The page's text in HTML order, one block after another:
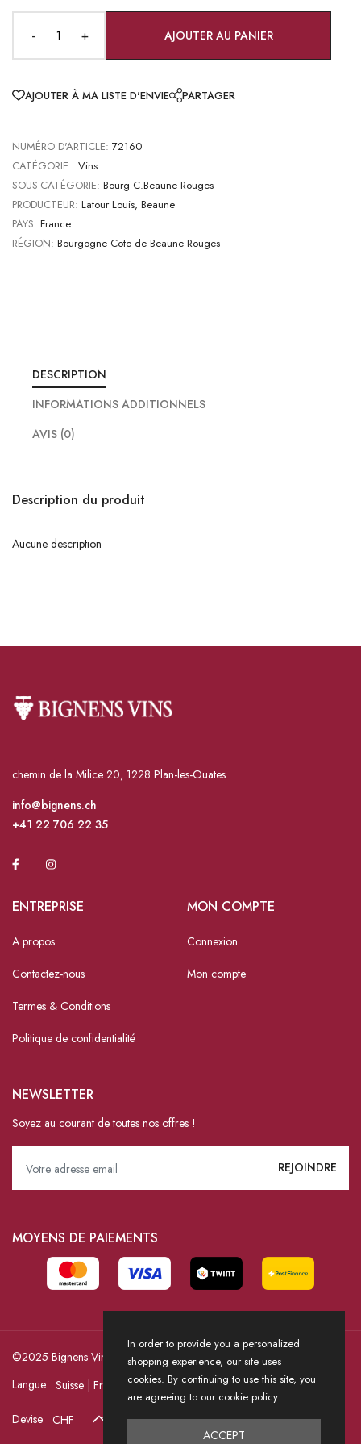
- + AJOUTER AU PANIER
AJOUTER À MA LISTE D'ENVIE PARTAGER
NUMÉRO D'ARTICLE: 72160
CATÉGORIE : Vins
SOUS-CATÉGORIE: Bourg C.Beaune Rouges
PRODUCTEUR: Latour Louis, Beaune
PAYS: France
RÉGION: Bourgogne Cote de Beaune Rouges
DESCRIPTION
INFORMATIONS ADDITIONNELS
AVIS (0)
Description du produit
Aucune description
chemin de la Milice 20, 1228 Plan-les-Ouates
info@bignens.ch
+41 22 706 22 35
ENTREPRISE
A propos
Contactez-nous
Termes & Conditions
Politique de confidentialité
MON COMPTE
Connexion
Mon compte
NEWSLETTER
Soyez au courant de toutes nos offres !
MOYENS DE PAIEMENTS
©2025 Bignens Vins / Powered by HICASS
Langue
Devise
In order to provide you a personalized
shopping experience, our site uses
cookies. By continuing to use this site, you
are agreeing to our cookie policy.
ACCEPT